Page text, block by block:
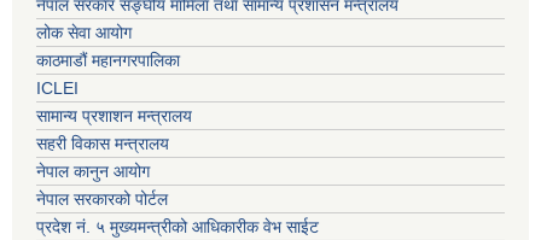
नेपाल सरकार सङ्घीय मामिला तथा सामान्य प्रशासन मन्त्रालय
लोक सेवा आयोग
काठमाडौं महानगरपालिका
ICLEI
सामान्य प्रशाशन मन्त्रालय
सहरी विकास मन्त्रालय
नेपाल कानुन आयोग
नेपाल सरकारको पोर्टल
प्रदेश नं. ५ मुख्यमन्त्रीको आधिकारीक वेभ साईट